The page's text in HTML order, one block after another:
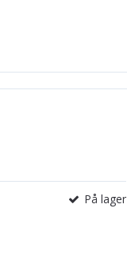
På lager